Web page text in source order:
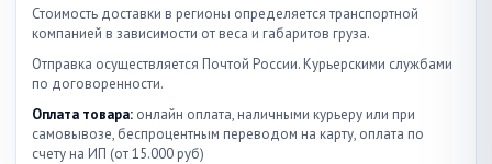
Стоимость доставки в регионы определяется транспортной
компанией в зависимости от веса и габаритов груза.
Отправка осуществляется Почтой России. Курьерскими службами
по договоренности.
Оплата товара: онлайн оплата, наличными курьеру или при
самовывозе, беспроцентным переводом на карту, оплата по
счету на ИП (от 15.000 руб)